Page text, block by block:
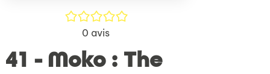
/5
0 avis
41 - Moko : The